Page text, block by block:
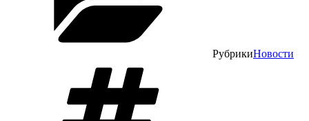
РубрикиНовости